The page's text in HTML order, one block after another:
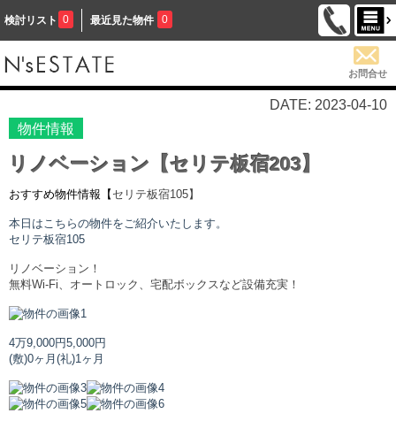
検討リスト 0 最近見た物件 0
お問合せ
DATE: 2023-04-10
物件情報
リノベーション【セリテ板宿203】
おすすめ物件情報【 セリテ板宿105】
本日はこちらの物件をご紹介いたします。
セリテ板宿105
リノベーション！
無料Wi-Fi、オートロック、宅配ボックスなど設備充実！
4万9,000円5,000円
(敷)0ヶ月 (礼)1ヶ月